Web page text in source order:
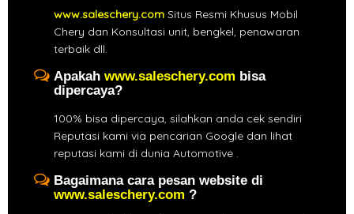
www.saleschery.com Situs Resmi Khusus Mobil
Chery dan Konsultasi unit, bengkel, penawaran
terbaik dll.
Apakah www.saleschery.com bisa
dipercaya?
100% bisa dipercaya, silahkan anda cek sendiri
Reputasi kami via pencarian Google dan lihat
reputasi kami di dunia Automotive .
Bagaimana cara pesan website di
www.saleschery.com ?